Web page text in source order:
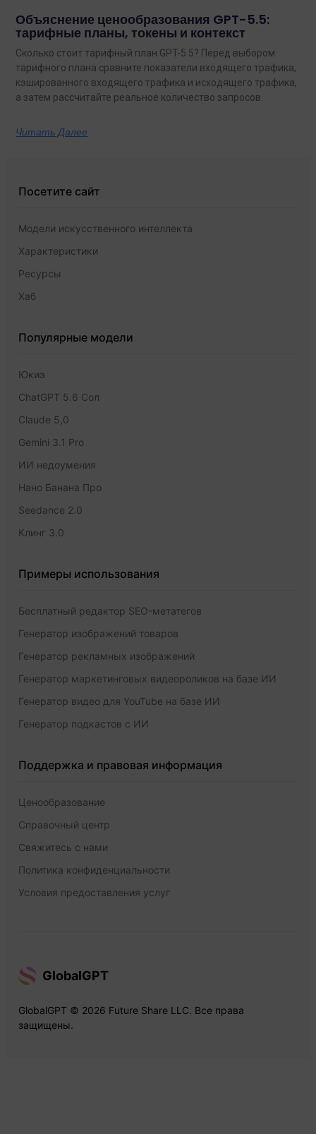
Объяснение ценообразования GPT-5.5:
тарифные планы, токены и контекст
Сколько стоит тарифный план GPT-5.5? Перед выбором
тарифного плана сравните показатели входящего трафика,
кэшированного входящего трафика и исходящего трафика,
а затем рассчитайте реальное количество запросов.
Читать Далее
Посетите сайт
Модели искусственного интеллекта
Характеристики
Ресурсы
Хаб
Популярные модели
Юкиэ
ChatGPT 5.6 Сол
Claude 5,0
Gemini 3.1 Pro
ИИ недоумения
Нано Банана Про
Seedance 2.0
Клинг 3.0
Примеры использования
Бесплатный редактор SEO-метатегов
Генератор изображений товаров
Генератор рекламных изображений
Генератор маркетинговых видеороликов на базе ИИ
Генератор видео для YouTube на базе ИИ
Генератор подкастов с ИИ
Поддержка и правовая информация
Ценообразование
Справочный центр
Свяжитесь с нами
Политика конфиденциальности
Условия предоставления услуг
GlobalGPT
GlobalGPT © 2026 Future Share LLC. Все права
защищены.